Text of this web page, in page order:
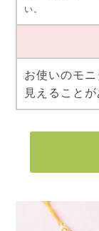
い。
お使いのモ
見えること